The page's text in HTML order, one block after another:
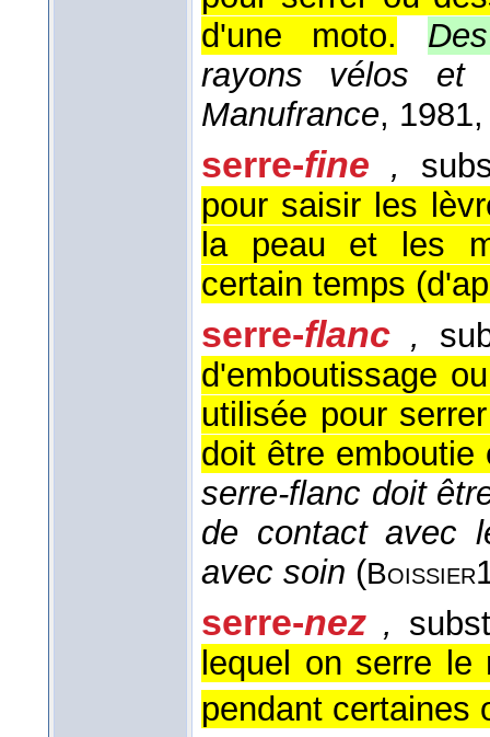
d'une moto.
rayons vélos et
Manufrance, 1981
serre-fine ,
pour saisir les
la peau et les
certain temps (
serre-flanc ,
d'emboutissage
utilisée pour
doit être emboutie
serre-flanc doit
de contact avec
avec soin (Boissier
serre-nez ,
lequel on serre
pendant certaines